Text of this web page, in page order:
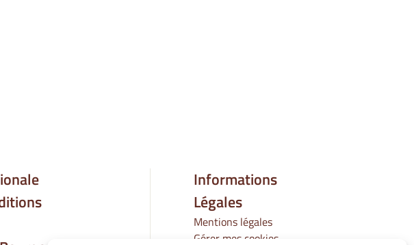
Informations
Légales
Mentions légales
Gérer mes cookies